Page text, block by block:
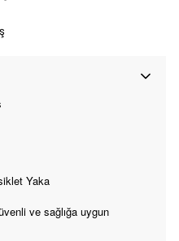
Yaka
ve sağlığa uygun